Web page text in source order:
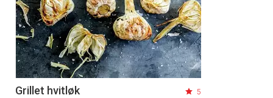
Grillet hvitløk 5